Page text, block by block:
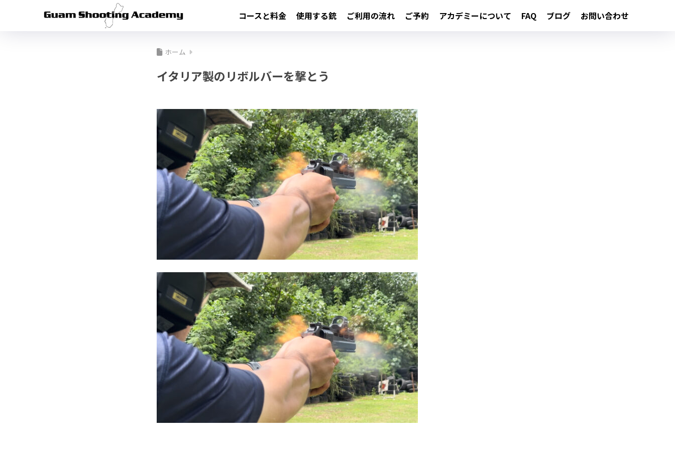
コースと料金 使用する銃 ご利用の流れ ご予約 アカデミーについて FAQ ブログ お問い合わせ
ホーム
イタリア製のリボルバーを撃とう